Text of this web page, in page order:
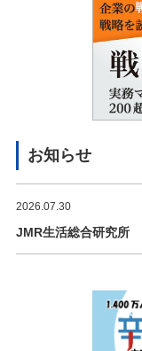
お知らせ
2026.07.30
JMR生活総合研究所